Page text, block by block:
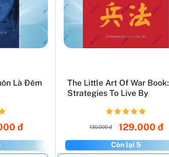
Là Đêm
đ
The Little Art Of War Book:
Strategies To Live By
130.000 đ 129.000 đ
Còn lại 5